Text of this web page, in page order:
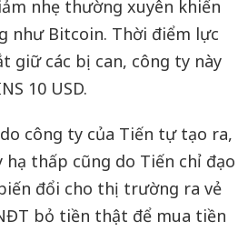
nhẹ thường xuyên khiến
như Bitcoin. Thời điểm lực
giữ các bị can, công ty này
10 USD.
công ty của Tiến tự tạo ra,
hạ thấp cũng do Tiến chỉ đạo
đổi cho thị trường ra vẻ
bỏ tiền thật để mua tiền